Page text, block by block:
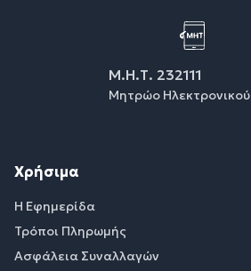
Μ.Η.Τ. 232111
Μητρώο
Χρήσιμα
Η Εφημερίδα
Τρόποι Πληρωμής
Ασφάλεια Συναλλαγών